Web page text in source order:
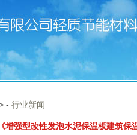
- 行业新闻
增强型改性发泡水泥保温板建筑保